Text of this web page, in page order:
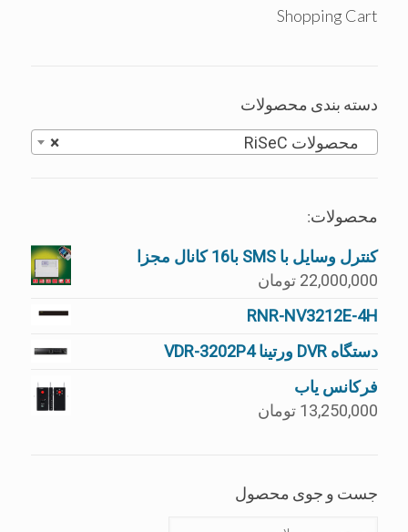
Shopping Cart
دسته بندی محصولات
× محصولات RiSeC
محصولات:
کنترل وسایل با SMS با16 کانال مجزا
22,000,000 تومان
RNR-NV3212E-4H
دستگاه DVR ورتینا VDR-3202P4
فرکانس یاب
13,250,000 تومان
جست و جوی محصول